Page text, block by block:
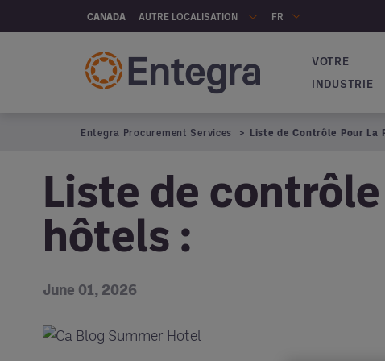
Skip to main content
CANADA AUTRE LOCALISATION FR
VOTRE
INDUSTRIE
Entegra Procurement Services Liste de Contrôle Pour La
Liste de
hôtels :
June 01, 2026